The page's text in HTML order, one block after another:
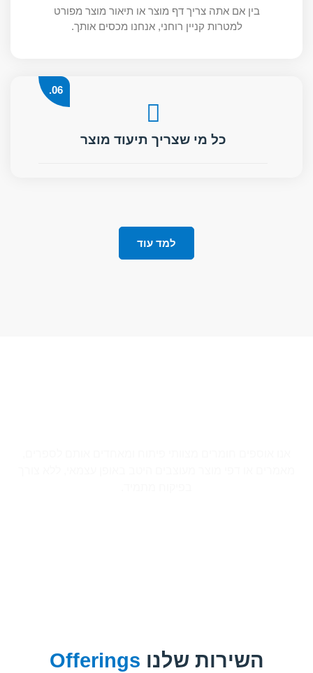
בין אם אתה צריך דף מוצר או תיאור מוצר מפורט
למטרות קניין רוחני, אנחנו מכסים אותך.
06.
כל מי שצריך תיעוד מוצר
למד עוד
השירות שלנוOfferings